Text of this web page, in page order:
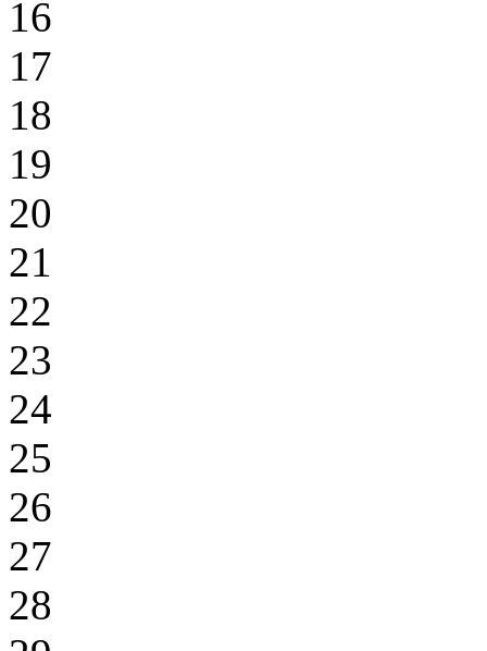
16
17
18
19
20
21
22
23
24
25
26
27
28